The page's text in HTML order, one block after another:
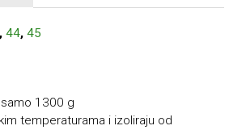
, 44, 45
1300 g
temperaturama i izoliraju od